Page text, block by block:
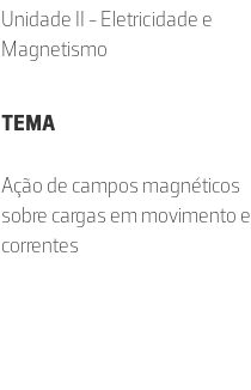
Unidade II - Eletricidade e
Magnetismo
TEMA
Ação de campos magnéticos
sobre cargas em movimento e
correntes